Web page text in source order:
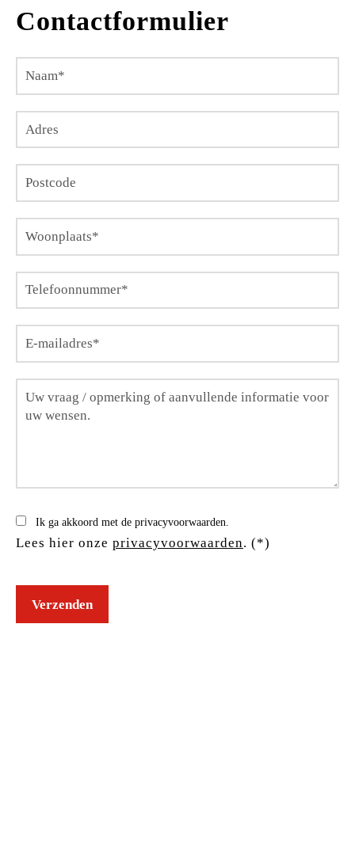
Contactformulier
Ik ga akkoord met de privacyvoorwaarden.
Lees hier onze privacyvoorwaarden. (*)